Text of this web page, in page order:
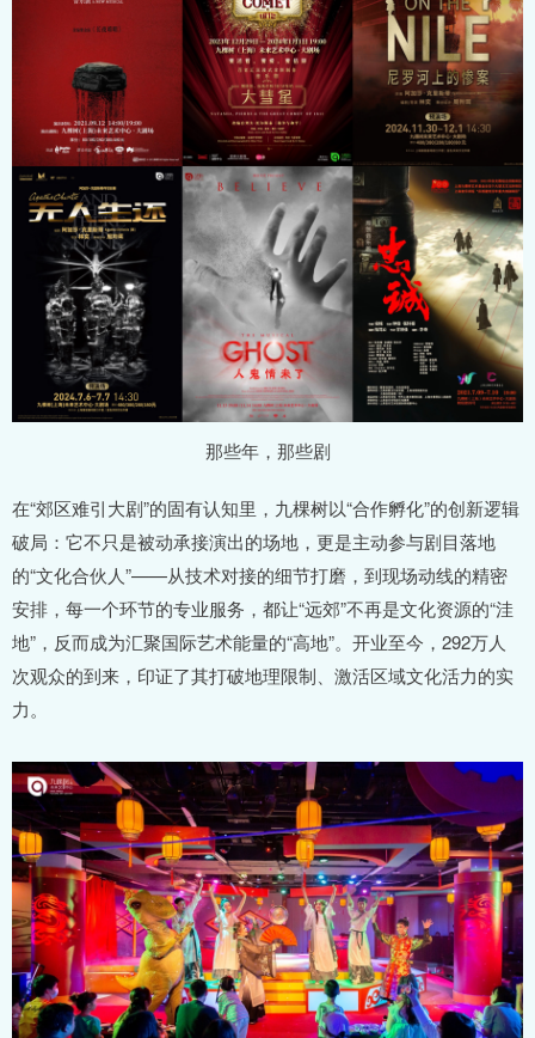
那些年，那些剧
在“郊区难引大剧”的固有认知里，九棵树以“合作孵化”的创新逻辑
破局：它不只是被动承接演出的场地，更是主动参与剧目落地
的“文化合伙人”——从技术对接的细节打磨，到现场动线的精密
安排，每一个环节的专业服务，都让“远郊”不再是文化资源的“洼
地”，反而成为汇聚国际艺术能量的“高地”。开业至今，292万人
次观众的到来，印证了其打破地理限制、激活区域文化活力的实
力。